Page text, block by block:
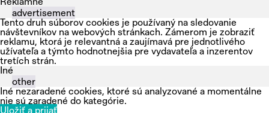
advertisement
Tento druh súborov cookies je používaný na sledovanie
návštevníkov na webových stránkach. Zámerom je zobraziť
reklamu, ktorá je relevantná a zaujímavá pre jednotlivého
užívateľa a týmto hodnotnejšia pre vydavateľa a inzerentov
tretích strán.
Iné
other
Iné nezaradené cookies, ktoré sú analyzované a momentálne
nie sú zaradené do kategórie.
Uložiť a prijať